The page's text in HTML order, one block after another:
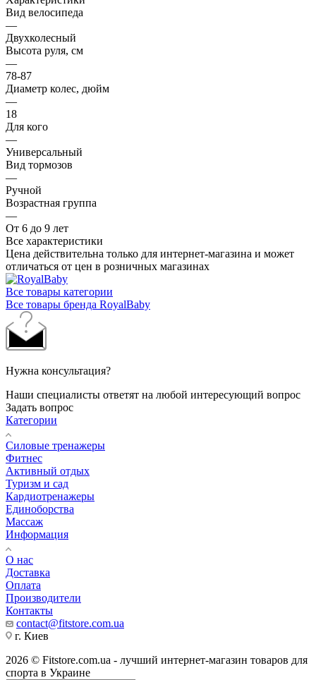
Вид велосипеда
—
Двухколесный
Высота руля, см
—
78-87
Диаметр колес, дюйм
—
18
Для кого
—
Универсальный
Вид тормозов
—
Ручной
Возрастная группа
—
От 6 до 9 лет
Все характеристики
Цена действительна только для интернет-магазина и может
отличаться от цен в розничных магазинах
Все товары категории
Все товары бренда RoyalBaby
Нужна консультация?
Наши специалисты ответят на любой интересующий вопрос
Задать вопрос
Категории
Силовые тренажеры
Фитнес
Активный отдых
Туризм и сад
Кардиотренажеры
Единоборства
Массаж
Информация
О нас
Доставка
Оплата
Производители
Контакты
contact@fitstore.com.ua
г. Киев
2026 © Fitstore.com.ua - лучший интернет-магазин товаров для
спорта в Украине